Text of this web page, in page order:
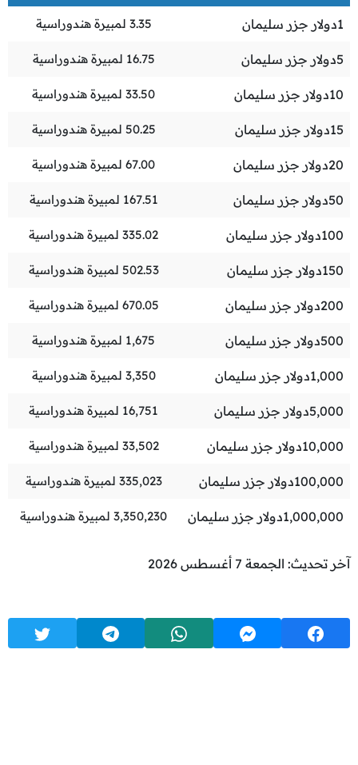
1دولار جزر سليمان 3.35 لمبيرة هندوراسية
5دولار جزر سليمان 16.75 لمبيرة هندوراسية
10دولار جزر سليمان 33.50 لمبيرة هندوراسية
15دولار جزر سليمان 50.25 لمبيرة هندوراسية
20دولار جزر سليمان 67.00 لمبيرة هندوراسية
50دولار جزر سليمان 167.51 لمبيرة هندوراسية
100دولار جزر سليمان 335.02 لمبيرة هندوراسية
150دولار جزر سليمان 502.53 لمبيرة هندوراسية
200دولار جزر سليمان 670.05 لمبيرة هندوراسية
500دولار جزر سليمان 1,675 لمبيرة هندوراسية
1,000دولار جزر سليمان 3,350 لمبيرة هندوراسية
5,000دولار جزر سليمان 16,751 لمبيرة هندوراسية
10,000دولار جزر سليمان 33,502 لمبيرة هندوراسية
100,000دولار جزر سليمان 335,023 لمبيرة هندوراسية
1,000,000دولار جزر سليمان 3,350,230 لمبيرة هندوراسية
آخر تحديث: الجمعة 7 أغسطس 2026